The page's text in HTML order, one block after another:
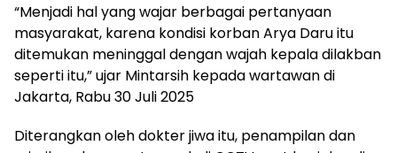
“Menjadi hal yang wajar berbagai pertanyaan
masyarakat, karena kondisi korban Arya Daru itu
ditemukan meninggal dengan wajah kepala dilakban
seperti itu,” ujar Mintarsih kepada wartawan di
Jakarta, Rabu 30 Juli 2025
Diterangkan oleh dokter jiwa itu, penampilan dan